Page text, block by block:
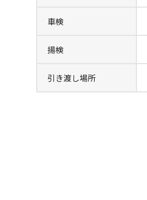
車検
揚検
引き渡し場所